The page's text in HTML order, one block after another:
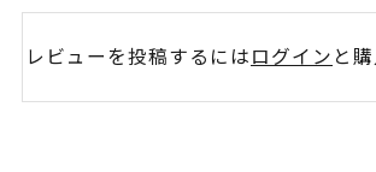
レビューを投稿するにはログイン と